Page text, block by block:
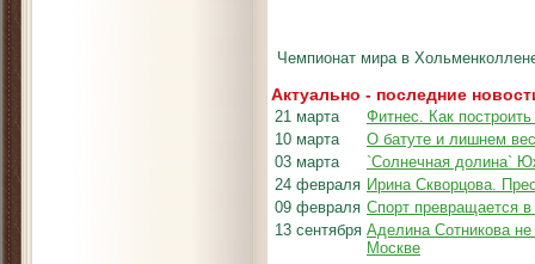
Чемпионат мира в
Актуально - последние
21 марта
Фитнес. Как
10 марта
О батуте и лишнем
03 марта
`Солнечная долина`
24 февраля Ирина Скворцова.
09 февраля Спорт превращается в
13 сентября Аделина Сотникова
Москве